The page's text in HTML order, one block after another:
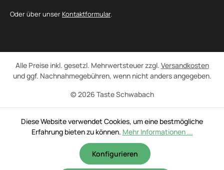
Oder über unser Kontaktformular.
© 2026 Taste Schwabach
Alle Preise inkl. gesetzl. Mehrwertsteuer zzgl. Versandkosten
und ggf. Nachnahmegebühren, wenn nicht anders angegeben.
Diese Website verwendet Cookies, um eine bestmögliche
Erfahrung bieten zu können. Mehr Informationen ...
Konfigurieren